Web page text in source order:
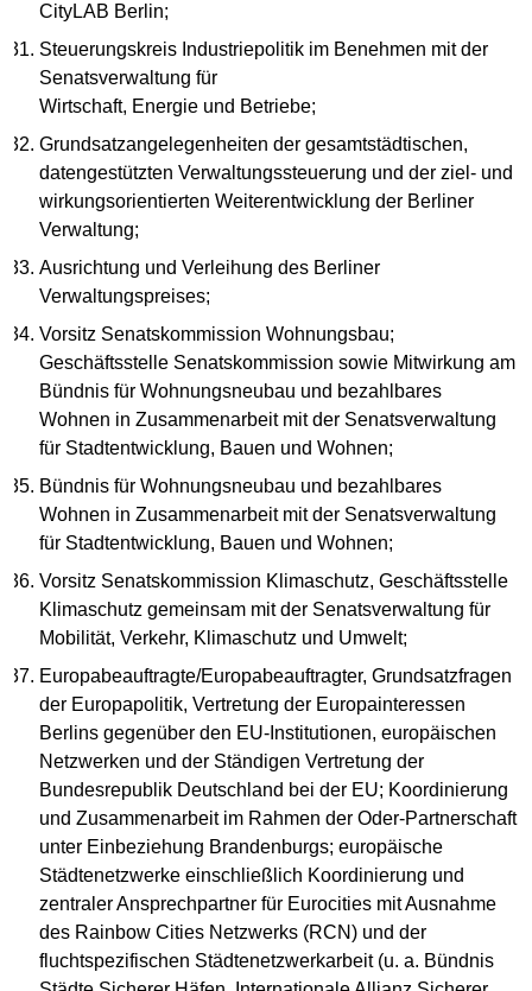
CityLAB Berlin;
Steuerungskreis Industriepolitik im Benehmen mit der
Senatsverwaltung für
Wirtschaft, Energie und Betriebe;
Grundsatzangelegenheiten der gesamtstädtischen,
datengestützten Verwaltungssteuerung und der ziel- und
wirkungsorientierten Weiterentwicklung der Berliner
Verwaltung;
Ausrichtung und Verleihung des Berliner
Verwaltungspreises;
Vorsitz Senatskommission Wohnungsbau;
Geschäftsstelle Senatskommission sowie Mitwirkung am
Bündnis für Wohnungsneubau und bezahlbares
Wohnen in Zusammenarbeit mit der Senatsverwaltung
für Stadtentwicklung, Bauen und Wohnen;
Bündnis für Wohnungsneubau und bezahlbares
Wohnen in Zusammenarbeit mit der Senatsverwaltung
für Stadtentwicklung, Bauen und Wohnen;
Vorsitz Senatskommission Klimaschutz, Geschäftsstelle
Klimaschutz gemeinsam mit der Senatsverwaltung für
Mobilität, Verkehr, Klimaschutz und Umwelt;
Europabeauftragte/Europabeauftragter, Grundsatzfragen
der Europapolitik, Vertretung der Europainteressen
Berlins gegenüber den EU-Institutionen, europäischen
Netzwerken und der Ständigen Vertretung der
Bundesrepublik Deutschland bei der EU; Koordinierung
und Zusammenarbeit im Rahmen der Oder-Partnerschaft
unter Einbeziehung Brandenburgs; europäische
Städtenetzwerke einschließlich Koordinierung und
zentraler Ansprechpartner für Eurocities mit Ausnahme
des Rainbow Cities Netzwerks (RCN) und der
fluchtspezifischen Städtenetzwerkarbeit (u. a. Bündnis